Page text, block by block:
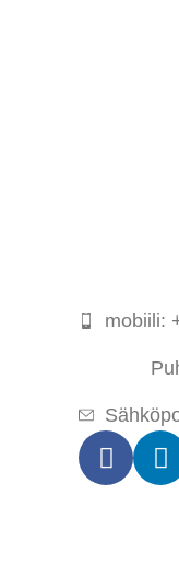
mobiili: